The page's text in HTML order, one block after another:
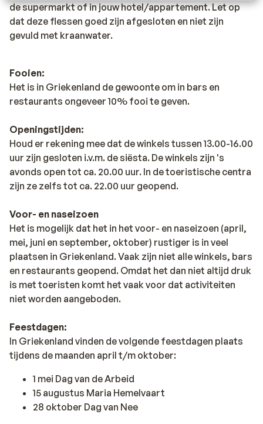
de supermarkt of in jouw hotel/appartement. Let op
dat deze flessen goed zijn afgesloten en niet zijn
gevuld met kraanwater.
Fooien:
Het is in Griekenland de gewoonte om in bars en
restaurants ongeveer 10% fooi te geven.
Openingstijden:
Houd er rekening mee dat de winkels tussen 13.00-16.00
uur zijn gesloten i.v.m. de siësta. De winkels zijn 's
avonds open tot ca. 20.00 uur. In de toeristische centra
zijn ze zelfs tot ca. 22.00 uur geopend.
Voor- en naseizoen
Het is mogelijk dat het in het voor- en naseizoen (april,
mei, juni en september, oktober) rustiger is in veel
plaatsen in Griekenland. Vaak zijn niet alle winkels, bars
en restaurants geopend. Omdat het dan niet altijd druk
is met toeristen komt het vaak voor dat activiteiten
niet worden aangeboden.
Feestdagen:
In Griekenland vinden de volgende feestdagen plaats
tijdens de maanden april t/m oktober:
1 mei Dag van de Arbeid
15 augustus Maria Hemelvaart
28 oktober Dag van Nee